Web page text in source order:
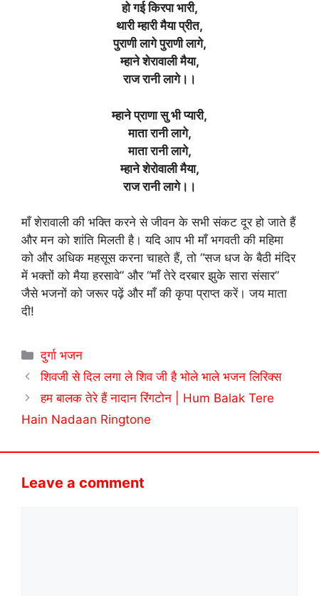
हो गई किरपा भारी,
थारी म्हारी मैया प्रीत,
पुराणी लागे पुराणी लागे,
म्हाने शेरावाली मैया,
राज रानी लागे।।
म्हाने प्राणा सु भी प्यारी,
माता रानी लागे,
माता रानी लागे,
म्हाने शेरोवाली मैया,
राज रानी लागे।।
माँ शेरावाली की भक्ति करने से जीवन के सभी संकट दूर हो जाते हैं
और मन को शांति मिलती है। यदि आप भी माँ भगवती की महिमा
को और अधिक महसूस करना चाहते हैं, तो “सज धज के बैठी मंदिर
में भक्तों को मैया हरसावे” और “माँ तेरे दरबार झुके सारा संसार”
जैसे भजनों को जरूर पढ़ें और माँ की कृपा प्राप्त करें। जय माता
दी!
Categories
दुर्गा भजन
शिवजी से दिल लगा ले शिव जी है भोले भाले भजन लिरिक्स
हम बालक तेरे हैं नादान रिंगटोन | Hum Balak Tere
Hain Nadaan Ringtone
Leave a comment